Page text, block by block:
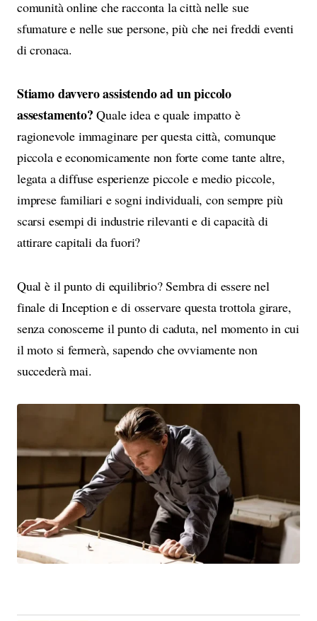
comunità online che racconta la città nelle sue
sfumature e nelle sue persone, più che nei freddi eventi
di cronaca.
Stiamo davvero assistendo ad un piccolo
assestamento? Quale idea e quale impatto è
ragionevole immaginare per questa città, comunque
piccola e economicamente non forte come tante altre,
legata a diffuse esperienze piccole e medio piccole,
imprese familiari e sogni individuali, con sempre più
scarsi esempi di industrie rilevanti e di capacità di
attirare capitali da fuori?
Qual è il punto di equilibrio? Sembra di essere nel
finale di Inception e di osservare questa trottola girare,
senza conoscerne il punto di caduta, nel momento in cui
il moto si fermerà, sapendo che ovviamente non
succederà mai.